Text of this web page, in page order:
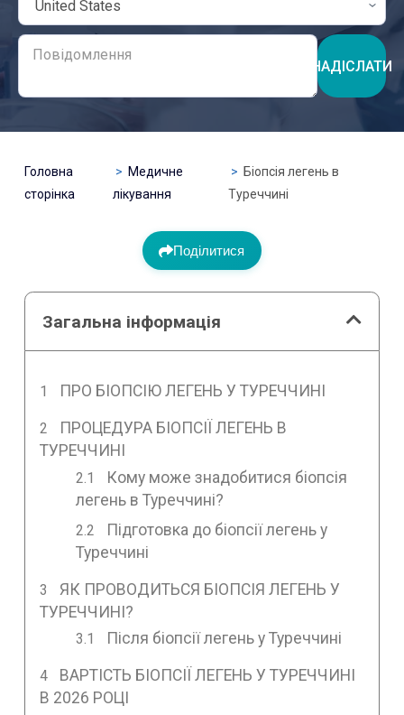
НАДІСЛАТИ
Головна
сторінка
Медичне
лікування
Біопсія легень в
Туреччині
Поділитися
Загальна інформація
ПРО БІОПСІЮ ЛЕГЕНЬ У ТУРЕЧЧИНІ
ПРОЦЕДУРА БІОПСІЇ ЛЕГЕНЬ В
ТУРЕЧЧИНІ
Кому може знадобитися біопсія
легень в Туреччині?
Підготовка до біопсії легень у
Туреччині
ЯК ПРОВОДИТЬСЯ БІОПСІЯ ЛЕГЕНЬ У
ТУРЕЧЧИНІ?
Після біопсії легень у Туреччині
ВАРТІСТЬ БІОПСІЇ ЛЕГЕНЬ У ТУРЕЧЧИНІ
В 2026 РОЦІ